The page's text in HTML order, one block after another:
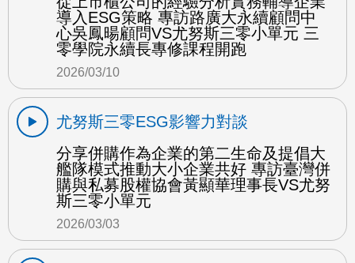
導入ESG策略 專訪路廣大永續顧問中
心吳鳳暘顧問VS尤努斯三零小單元 三
零學院永續長專修課程開跑
2026/03/10
尤努斯三零ESG影響力對談
分享併購作為企業的第二生命及提倡大
艦隊模式推動大小企業共好 專訪臺灣併
購與私募股權協會黃顯華理事長VS尤努
斯三零小單元
2026/03/03